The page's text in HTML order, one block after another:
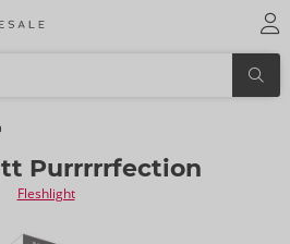
Purrrrrfection
Fleshlight